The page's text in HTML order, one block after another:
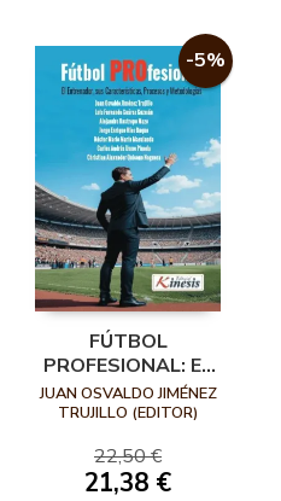
-5%
FÚTBOL
PROFESIONAL: EL
ENTRENADOR, SUS
CARACTERÍSTICAS,
METODOLOGÍAS
JUAN OSVALDO JIMÉNEZ
TRUJILLO (EDITOR)
22,50 €
21,38 €